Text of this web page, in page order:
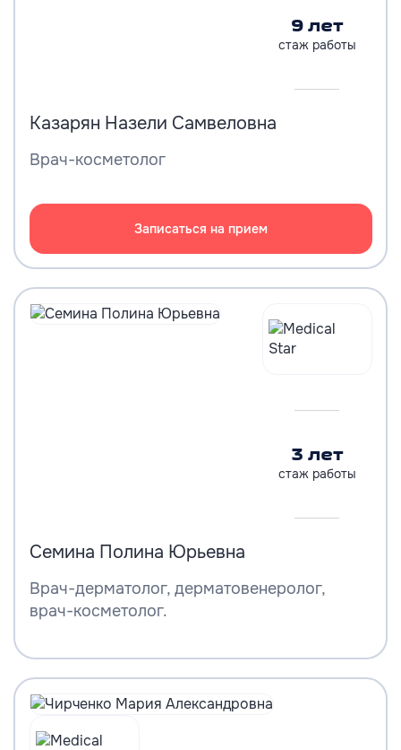
9 лет
стаж работы
Казарян Назели Самвеловна
Врач-косметолог
Записаться на прием
3 лет
стаж работы
Семина Полина Юрьевна
Врач-дерматолог, дерматовенеролог,
врач-косметолог.